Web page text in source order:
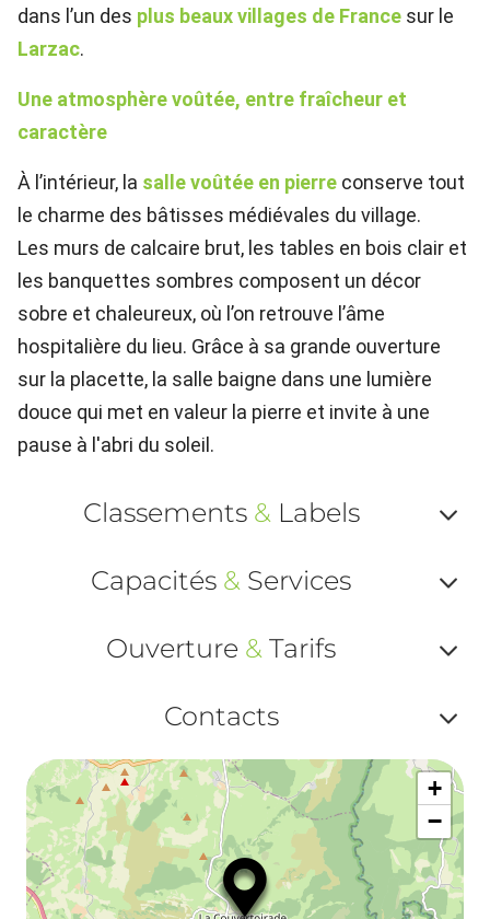
dans l’un des plus beaux villages de France sur le
Larzac.
Une atmosphère voûtée, entre fraîcheur et
caractère
À l’intérieur, la salle voûtée en pierre conserve tout
le charme des bâtisses médiévales du village.
Les murs de calcaire brut, les tables en bois clair et
les banquettes sombres composent un décor
sobre et chaleureux, où l’on retrouve l’âme
hospitalière du lieu. Grâce à sa grande ouverture
sur la placette, la salle baigne dans une lumière
douce qui met en valeur la pierre et invite à une
pause à l'abri du soleil.
Classements & Labels
ou
Capacités & Services
ou
Ouverture & Tarifs
ou
et
Contacts
ou
+
−